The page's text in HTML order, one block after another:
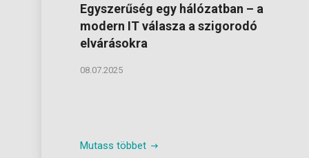
Egyszerűség egy hálózatban – a
modern IT válasza a szigorodó
elvárásokra
08.07.2025
Mutass többet